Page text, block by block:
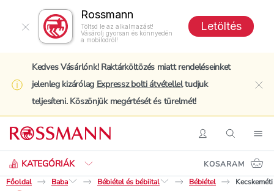
Rossmann
Töltsd le az alkalmazást!
Vásárolj gyorsan és könnyedén
a mobilodról!
Letöltés
Kedves Vásárlónk! Raktárköltözés miatt rendeléseinket
jelenleg kizárólag Expressz bolti átvételleltudjuk
teljesíteni. Köszönjük megértését és türelmét!
BelépésKeresés
KATEGÓRIÁK
Keresés
KOSARAM
Főoldal
Baba Bébiétel és bébiital Bébiétel